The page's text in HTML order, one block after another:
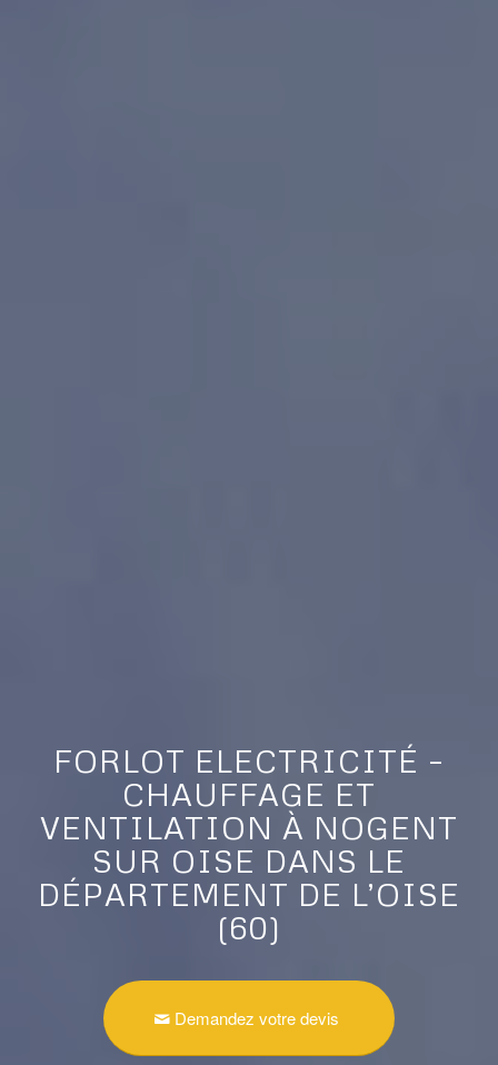
FORLOT ELECTRICITÉ –
CHAUFFAGE ET
VENTILATION À NOGENT
SUR OISE DANS LE
DÉPARTEMENT DE L’OISE
(60)
Demandez votre devis